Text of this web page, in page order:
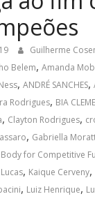
Guilherme
Belem,Amanda
,ANDRÉ SANCHES,
Rodrigues, BIA
, Clayton Rodrigues,
, Gabriella
for Competitive
, Kaique Cerveny,
, Luiz Henrique,